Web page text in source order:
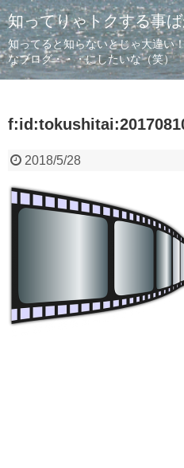
知ってりゃトクする事
知ってると知らないとじゃ大違い
なブログ・・・にしたいな（笑）
2018/5/28